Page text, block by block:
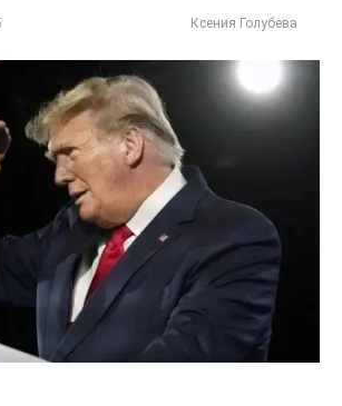
Ксения Голубева